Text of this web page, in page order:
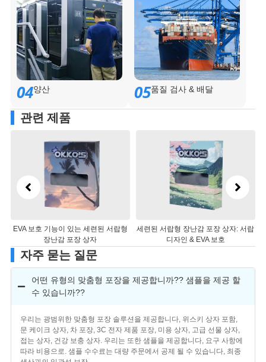
04양산 05품질 검사 & 배달
관련 제품
EVA 보호 기능이 있는 세련된 서랍형
장난감 포장 상자
세련된 서랍형 장난감 포장 상자: 서랍
디자인 & EVA 보호
자주 묻는 질문
어떤 유형의 맞춤형 포장을 제공합니까?? 샘플을 제공 할
수 있습니까??
우리는 광범위한 맞춤형 포장 솔루션을 제공합니다, 위스키 상자 포함,
문 케이크 상자, 차 포장, 3C 전자 제품 포장, 미용 상자, 고급 선물 상자,
접는 상자, 건강 보충 상자. 우리는 또한 샘플을 제공합니다, 요구 사항에
따라 비용으로. 샘플 수수료는 대량 주문에서 공제 될 수 있습니다, 최종